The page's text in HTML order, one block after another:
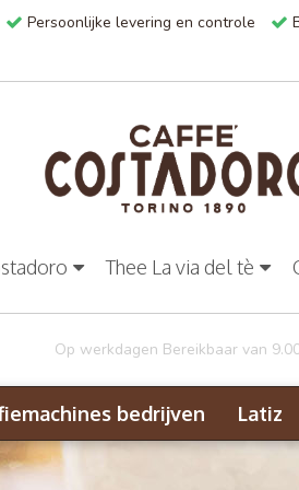
Persoonlijke levering en controle
Thee La via del tè
Op werkdagen Bereikbaar van
bedrijven Latiz